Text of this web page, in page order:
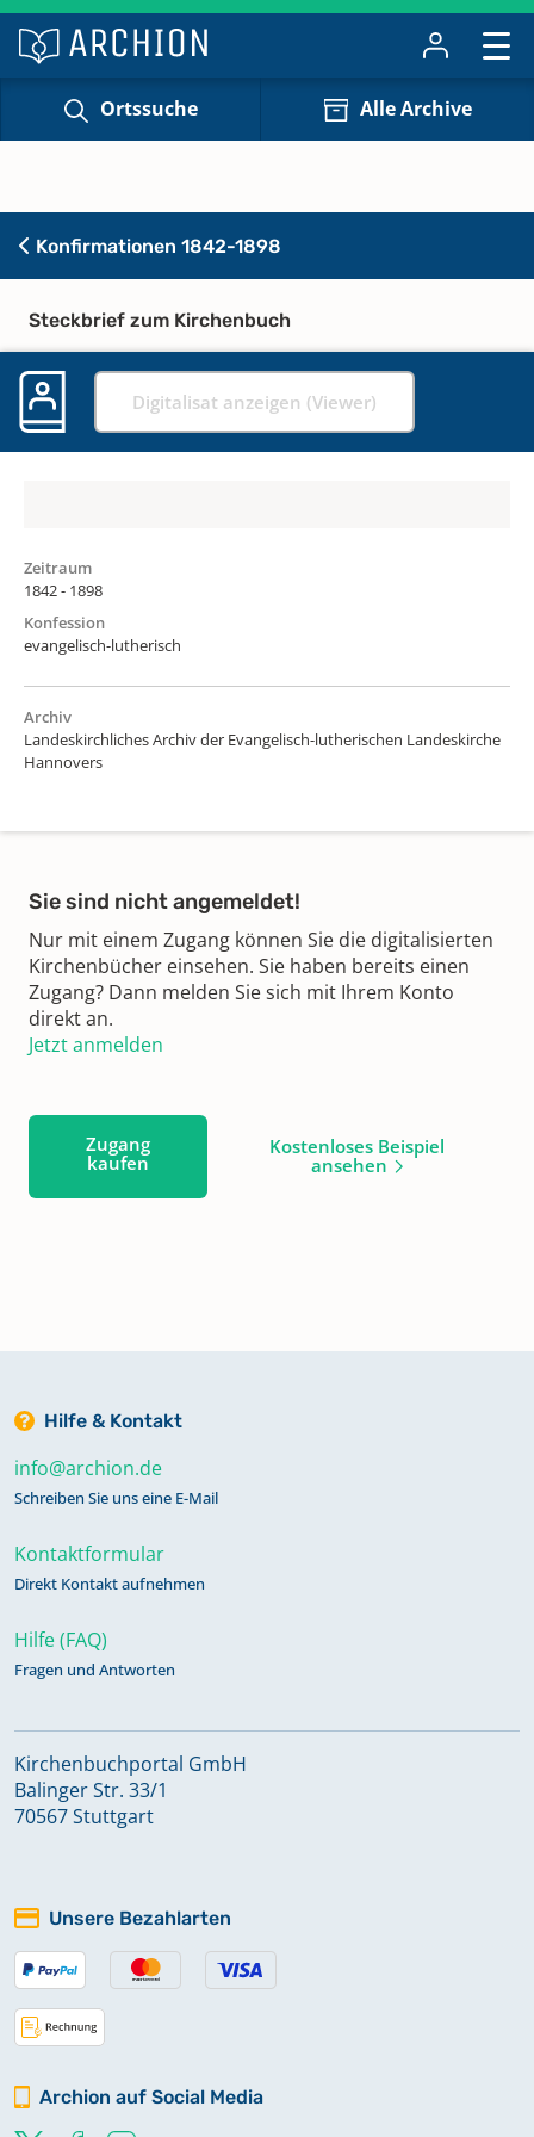
Ortssuche Alle Archive
Konfirmationen 1842-1898
Steckbrief zum Kirchenbuch
Digitalisat anzeigen (Viewer)
Zeitraum
1842 - 1898
Konfession
evangelisch-lutherisch
Archiv
Landeskirchliches Archiv der Evangelisch-lutherischen Landeskirche
Hannovers
Sie sind nicht angemeldet!
Nur mit einem Zugang können Sie die digitalisierten
Kirchenbücher einsehen. Sie haben bereits einen
Zugang? Dann melden Sie sich mit Ihrem Konto
direkt an.
Jetzt anmelden
Zugang
kaufen
Kostenloses Beispiel
ansehen
Hilfe & Kontakt
info@archion.de
Schreiben Sie uns eine E-Mail
Kontaktformular
Direkt Kontakt aufnehmen
Hilfe (FAQ)
Fragen und Antworten
Kirchenbuchportal GmbH
Balinger Str. 33/1
70567 Stuttgart
Unsere Bezahlarten
Archion auf Social Media